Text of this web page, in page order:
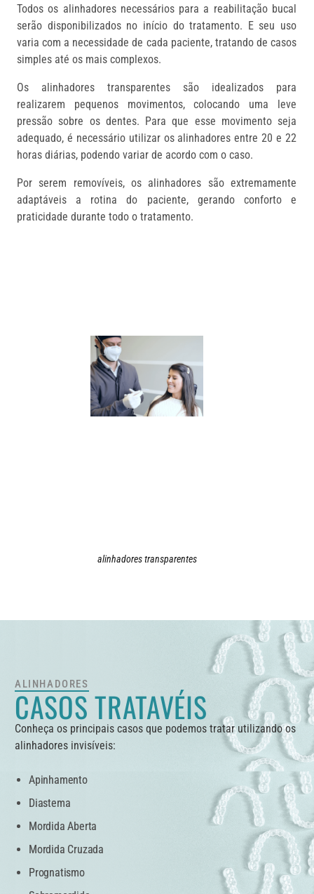
Todos os alinhadores necessários para a reabilitação bucal
serão disponibilizados no início do tratamento. E seu uso
varia com a necessidade de cada paciente, tratando de casos
simples até os mais complexos.
Os alinhadores transparentes são idealizados para
realizarem pequenos movimentos, colocando uma leve
pressão sobre os dentes. Para que esse movimento seja
adequado, é necessário utilizar os alinhadores entre 20 e 22
horas diárias, podendo variar de acordo com o caso.
Por serem removíveis, os alinhadores são extremamente
adaptáveis a rotina do paciente, gerando conforto e
praticidade durante todo o tratamento.
alinhadores transparentes
ALINHADORES
CASOS TRATAVÉIS
Conheça os principais casos que podemos tratar utilizando os
alinhadores invisíveis:
Apinhamento
Diastema
Mordida Aberta
Mordida Cruzada
Prognatismo